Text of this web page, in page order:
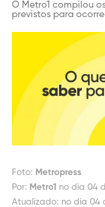
O Metro1 compilou
previstos para
Foto: Metropress
Por: Metro1 no dia 04
Atualizado: no dia 04